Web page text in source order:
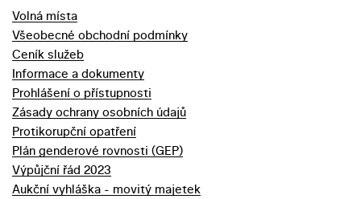
Volná místa
Všeobecné obchodní podmínky
Ceník služeb
Informace a dokumenty
Prohlášení o přístupnosti
Zásady ochrany osobních údajů
Protikorupční opatření
Plán genderové rovnosti (GEP)
Výpůjční řád 2023
Aukční vyhláška - movitý majetek